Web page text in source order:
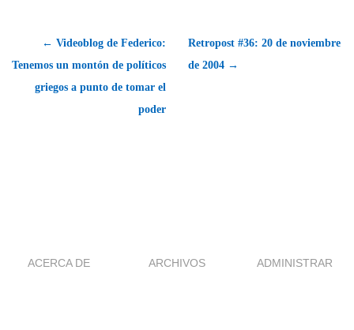
← Videoblog de Federico:
Tenemos un montón de políticos
griegos a punto de tomar el
poder
Retropost #36: 20 de noviembre
de 2004 →
ACERCA DE ARCHIVOS ADMINISTRAR